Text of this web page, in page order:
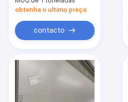
obtenha o ultimo preço
contacto